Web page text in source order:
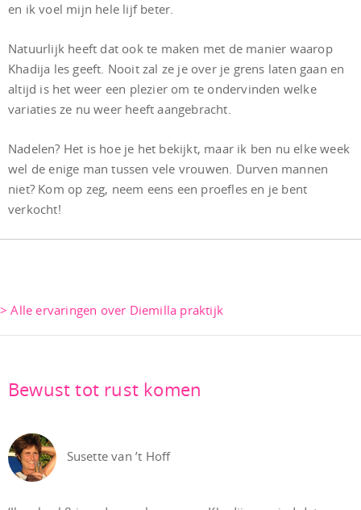
en ik voel mijn hele lijf beter.
Natuurlijk heeft dat ook te maken met de manier waarop
Khadija les geeft. Nooit zal ze je over je grens laten gaan en
altijd is het weer een plezier om te ondervinden welke
variaties ze nu weer heeft aangebracht.
Nadelen? Het is hoe je het bekijkt, maar ik ben nu elke week
wel de enige man tussen vele vrouwen. Durven mannen
niet? Kom op zeg, neem eens een proefles en je bent
verkocht!
> Alle ervaringen over Diemilla praktijk
Bewust tot rust komen
Susette van ’t Hoff